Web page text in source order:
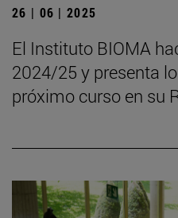
26 | 06 | 2025
El Instituto BIOMA
2024/25 y presenta
próximo curso en su